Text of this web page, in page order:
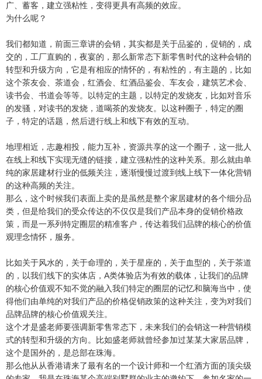
广、蓄客，建立强粘性，变得更具有高频的效应。
为什么呢？
我们都知道，前面三章讲的会销，其实都是关于品鉴的，促销的，成
交的，工厂直购的，夜宴的，那么新常态下新零售时代的这种会销的
转型和升级方向，它是有相应的情怀的，有粘性的，有主题的，比如
这个茶友会、茶道会，红酒会、红酒品鉴会、车友会，建筑艺术会、
读书会、书道会等等。以特定的主题，以特定的发烧友，比如对音乐
的发骚，对读书的发烧，道喝茶的发烧友。以这种圈子，特定的圈
子，特定的话题，然后进行线上和线下有效的互动。
地理相近，志趣相投，能力互补，资源共享的这一个圈子，这一批人
在线上和线下实现无缝的链接，建立强粘性的这种关系。那么就由单
纯的家居建材行业的低频关注，逐渐慢慢过渡到线上线下一体化营销
的这种高频的关注。
那么，这个时候我们表面上卖的是虽然是整个家居建材的各个细分品
类，但是给我们的受众传达的不仅仅是我们产品本身的促销价格政
策，而是一系列特定圈层的精准客户，传达着我们品牌的核心的价值
观理念情怀，服务。
比如关于风水的，关于命理的，关于星座的，关于血型的，关于茶道
的，以我们线下的实体店，A类体验店为有效的载体，让我们的品牌
的核心价值观不知不觉的融入我们特定的圈层的记忆和脑海当中，使
得他们由单纯的对我们产品的价格促销政策的这种关注，变为对我们
品牌品牌的核心价值观关注。
这个才是盛老师要强调新零售常态下，未来我们的会销这一种营销模
式的转型和升级的方向。比如盛老师就曾经参加过某某大家居品牌，
这个是国外的，是总部在珠海。
那么他从从香港请来了最有名的一个设计师和一个红酒方面的顶尖级